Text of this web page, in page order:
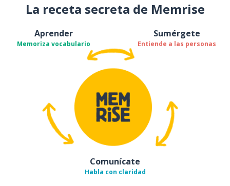
La receta secreta de Memrise
Aprender
Memoriza vocabulario
Sumérgete
Entiende a las personas
Comunícate
Habla con claridad